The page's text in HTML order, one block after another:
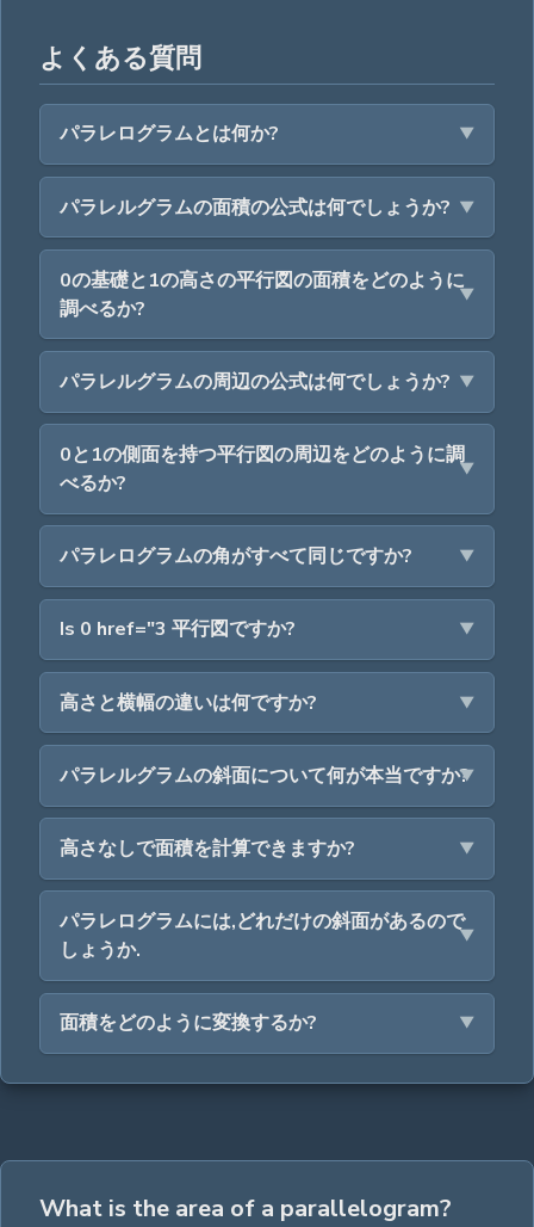
よくある質問
パラレログラムとは何か?
パラレルグラムの面積の公式は何でしょうか?
0の基礎と1の高さの平行図の面積をどのように
調べるか?
パラレルグラムの周辺の公式は何でしょうか?
0と1の側面を持つ平行図の周辺をどのように調
べるか?
パラレログラムの角がすべて同じですか?
Is 0 href="3 平行図ですか?
高さと横幅の違いは何ですか?
パラレルグラムの斜面について何が本当ですか?
高さなしで面積を計算できますか?
パラレログラムには,どれだけの斜面があるので
しょうか.
面積をどのように変換するか?
What is the area of a parallelogram?